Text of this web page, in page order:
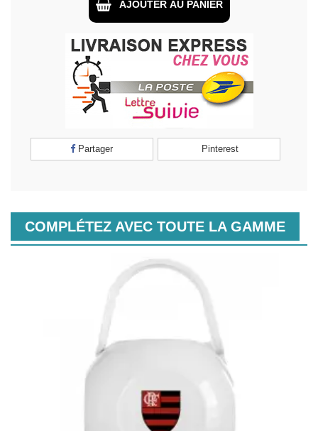
AJOUTER AU PANIER
Partager Pinterest
COMPLÉTEZ AVEC TOUTE LA GAMME